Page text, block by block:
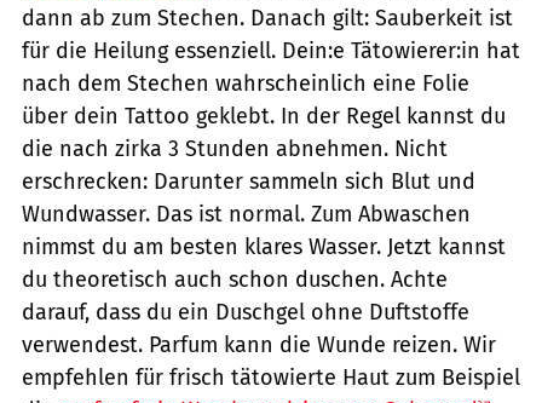
dann ab zum Stechen. Danach gilt: Sauberkeit ist
für die Heilung essenziell. Dein:e Tätowierer:in hat
nach dem Stechen wahrscheinlich eine Folie
über dein Tattoo geklebt. In der Regel kannst du
die nach zirka 3 Stunden abnehmen. Nicht
erschrecken: Darunter sammeln sich Blut und
Wundwasser. Das ist normal. Zum Abwaschen
nimmst du am besten klares Wasser. Jetzt kannst
du theoretisch auch schon duschen. Achte
darauf, dass du ein Duschgel ohne Duftstoffe
verwendest. Parfum kann die Wunde reizen. Wir
empfehlen für frisch tätowierte Haut zum Beispiel